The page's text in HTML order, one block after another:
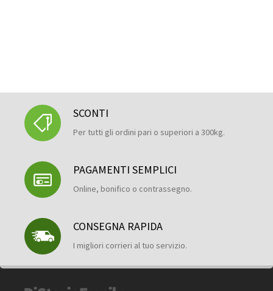
SCONTI
Per tutti gli ordini pari o superiori a 300kg.
PAGAMENTI SEMPLICI
Online, bonifico o contrassegno.
CONSEGNA RAPIDA
I migliori corrieri al tuo servizio.